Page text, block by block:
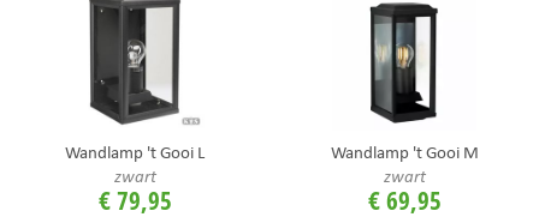
Wandlamp 't Gooi L
zwart
€79,95
Wandlamp 't Gooi M
zwart
€69,95